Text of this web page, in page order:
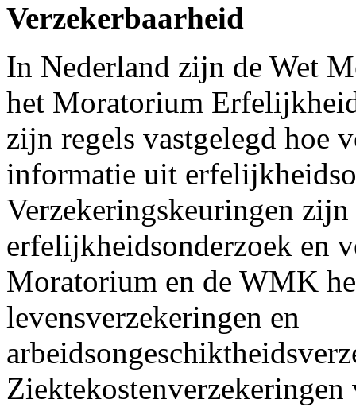
Verzekerbaarheid
In Nederland zijn de Wet
het Moratorium
zijn regels vastgelegd hoe
informatie uit
Verzekeringskeuringen
erfelijkheidsonderzoek en
Moratorium en de WMK
levensverzekeringen en